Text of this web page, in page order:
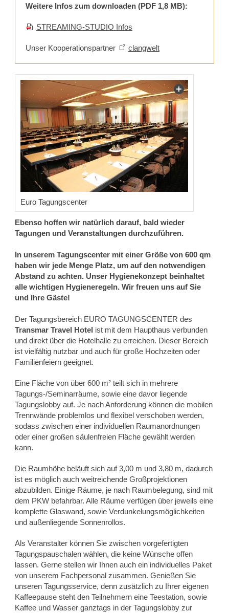
Weitere Infos zum downloaden (PDF 1,8 MB):
STREAMING-STUDIO Infos
Unser Kooperationspartner clangwelt
Euro Tagungscenter
Ebenso hoffen wir natürlich darauf, bald wieder
Tagungen und Veranstaltungen durchzuführen.
In unserem Tagungscenter mit einer Größe von 600 qm
haben wir jede Menge Platz, um auf den notwendigen
Abstand zu achten.Unser Hygienekonzept beinhaltet
alle wichtigen Hygieneregeln. Wir freuen uns auf Sie
und Ihre Gäste!
Der Tagungsbereich EURO TAGUNGSCENTER des
Transmar Travel Hotel ist mit dem Haupthaus verbunden
und direkt über die Hotelhalle zu erreichen. Dieser Bereich
ist vielfältig nutzbar und auch für große Hochzeiten oder
Familienfeiern geeignet.
Eine Fläche von über 600 m² teilt sich in mehrere
Tagungs-/Seminarräume, sowie eine davor liegende
Tagungslobby auf. Je nach Anforderung können die mobilen
Trennwände problemlos und flexibel verschoben werden,
sodass zwischen einer individuellen Raumanordnungen
oder einer großen säulenfreien Fläche gewählt werden
kann.
Die Raumhöhe beläuft sich auf 3,00 m und 3,80 m, dadurch
ist es möglich auch weitreichende Großprojektionen
abzubilden. Einige Räume, je nach Raumbelegung, sind mit
dem PKW befahrbar. Alle Räume verfügen über jeweils eine
komplette Glaswand, sowie Verdunkelungsmöglichkeiten
und außenliegende Sonnenrollos.
Als Veranstalter können Sie zwischen vorgefertigten
Tagungspauschalen wählen, die keine Wünsche offen
lassen. Gerne stellen wir Ihnen auch ein individuelles Paket
von unserem Fachpersonal zusammen. Genießen Sie
unseren Tagungsservice, denn zusätzlich zu Ihrer eigenen
Kaffeepause steht den Teilnehmern eine Teestation, sowie
Kaffee und Wasser ganztags in der Tagungslobby zur